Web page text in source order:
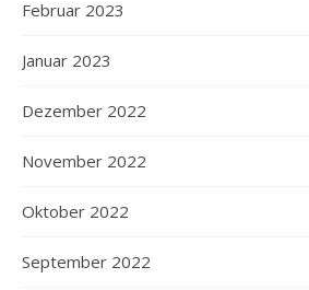
Februar 2023
Januar 2023
Dezember 2022
November 2022
Oktober 2022
September 2022